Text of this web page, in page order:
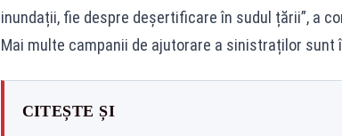
inundații, fie despre deșertificare în sudul țării”, a
Mai multe campanii de ajutorare a sinistraților
CITEȘTE ȘI